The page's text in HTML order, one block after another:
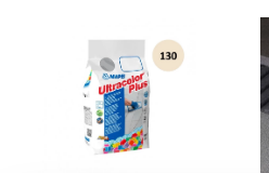
Silikon Mapei MAPESIL AC
150 yellow
1.114,00 RSD / kom